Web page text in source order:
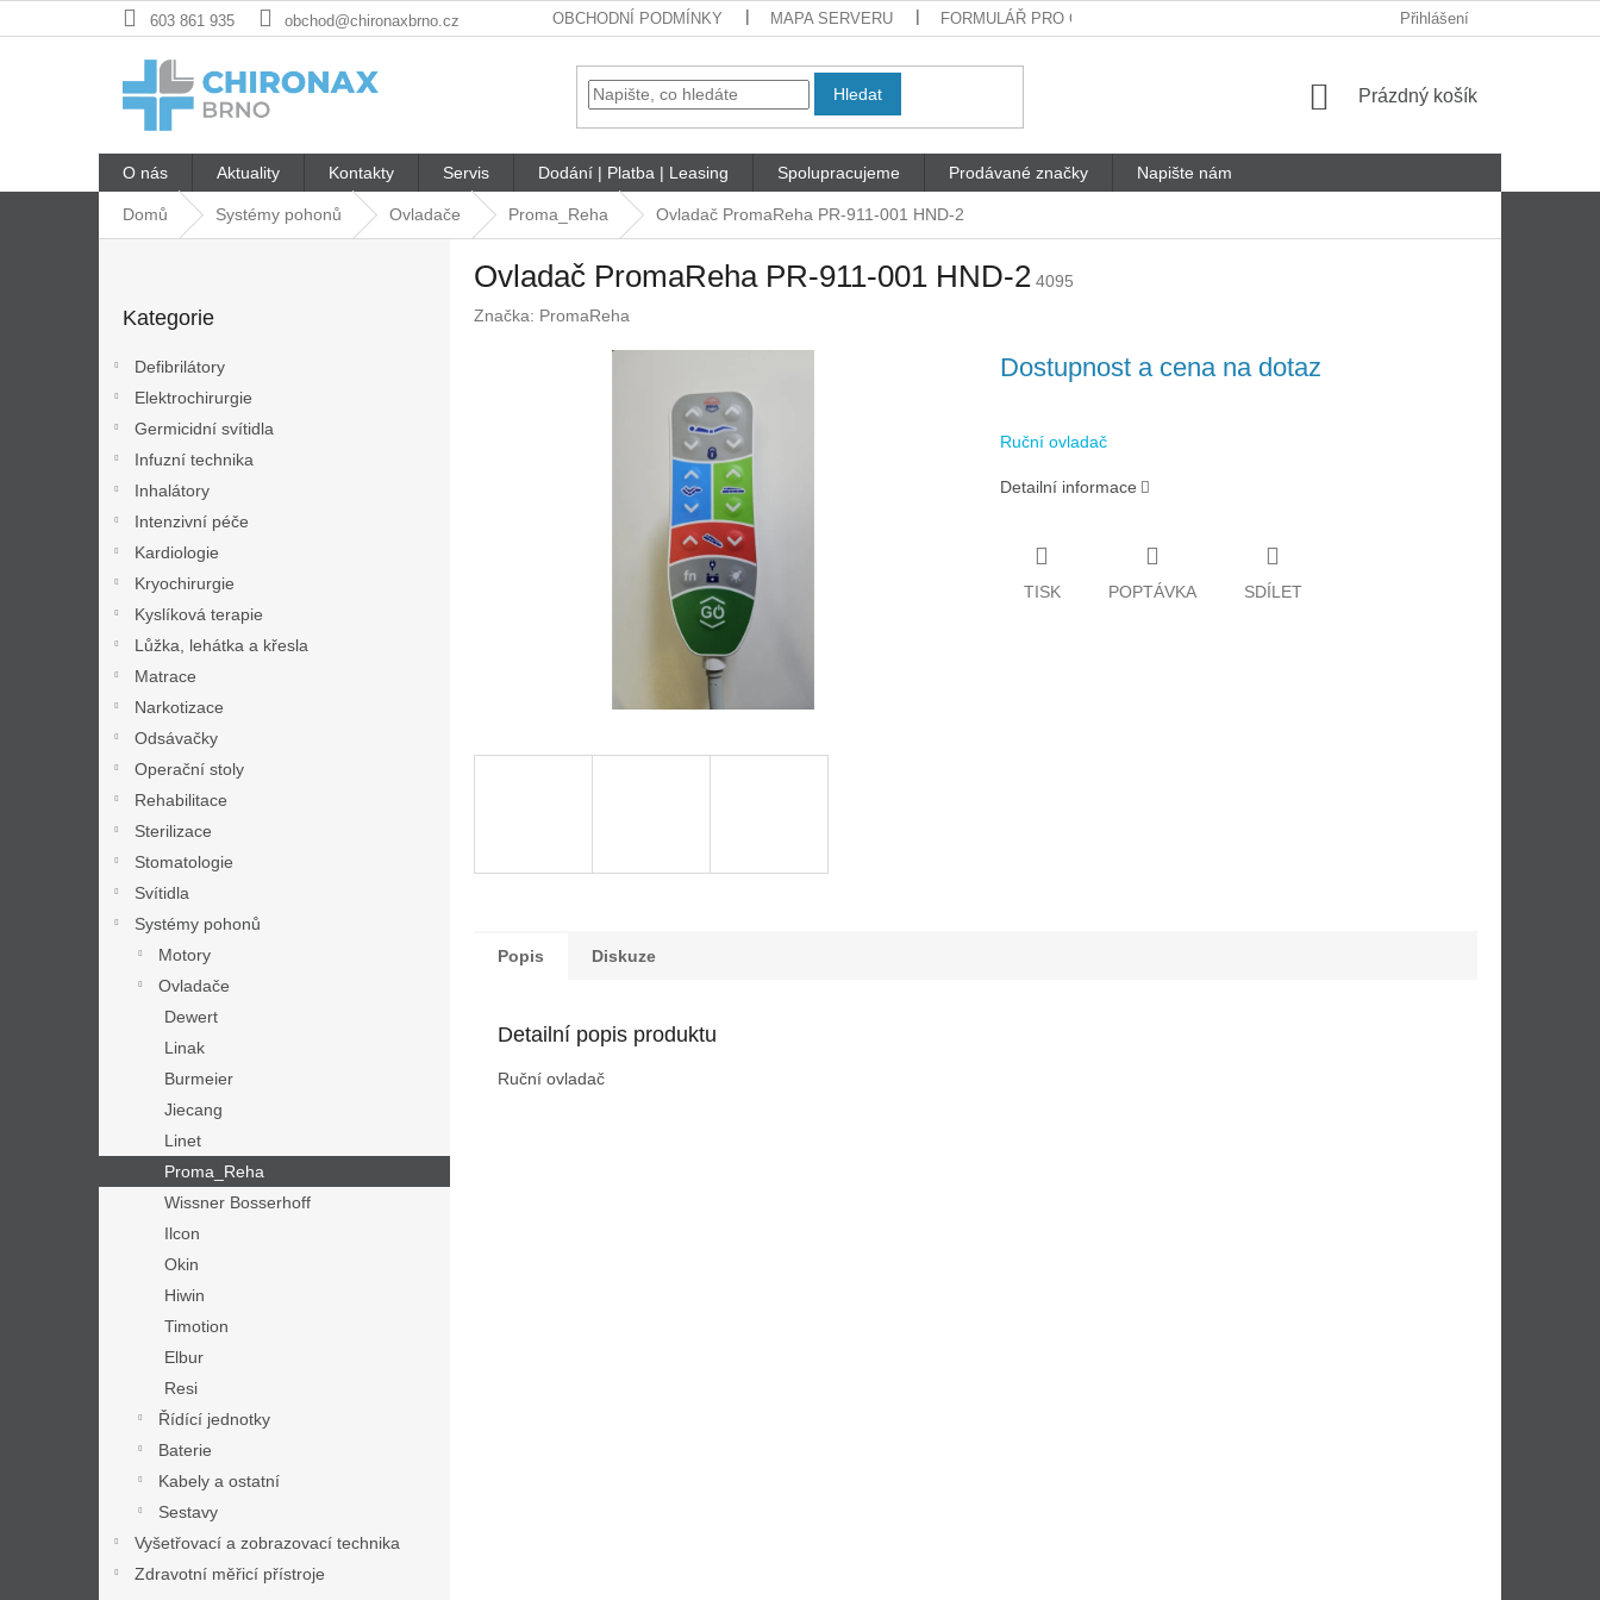
na
603 861 935 obchod@chironaxbrno.cz OBCHODNÍ PODMÍNKY MAPA SERVERU FORMULÁŘ PRO ODSTOUPENÍ OD SMLOUVY REKLAMAČNÍ LIST
Přihlášení
Hledat
Nákupní
Prázdný košík
O nás Aktuality Kontakty Servis Dodání | Platba | Leasing Spolupracujeme Prodávané značky Napište nám
Domů Systémy pohonů Ovladače Proma_Reha Ovladač PromaReha PR-911-001 HND-2
kategorie
Kategorie
Defibrilátory
Elektrochirurgie
Germicidní svítidla
Infuzní technika
Inhalátory
Intenzivní péče
Kardiologie
Kryochirurgie
Kyslíková terapie
Lůžka, lehátka a křesla
Matrace
Narkotizace
Odsávačky
Operační stoly
Rehabilitace
Sterilizace
Stomatologie
Svítidla
Systémy pohonů
Motory
Ovladače
Dewert
Linak
Burmeier
Jiecang
Linet
Proma_Reha
Wissner Bosserhoff
Ilcon
Okin
Hiwin
Timotion
Elbur
Resi
Řídící jednotky
Baterie
Kabely a ostatní
Sestavy
Vyšetřovací a zobrazovací technika
Zdravotní měřicí přístroje
Ovladač PromaReha PR-911-001 HND-2 4095
Značka: PromaReha
Dostupnost a cena na dotaz
Ruční ovladač
Detailní informace
TISK POPTÁVKA SDÍLET
Popis Diskuze
Detailní popis produktu
Ruční ovladač